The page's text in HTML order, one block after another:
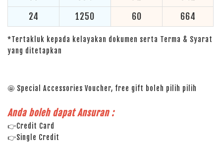
24
1250 60 664
*Tertakluk kepada kelayakan dokumen serta Terma & Syarat
yang ditetapkan
🤩 Special Accessories Voucher, free gift boleh pilih pilih
Anda boleh dapat Ansuran :
👉Credit Card
👉Single Credit